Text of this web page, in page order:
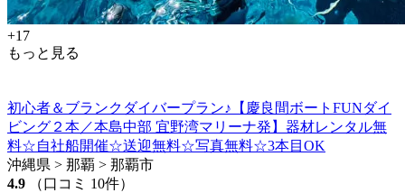
+17
もっと見る
初心者＆ブランクダイバープラン♪【慶良間ボートFUNダイ
ビング２本／本島中部 宜野湾マリーナ発】器材レンタル無
料☆自社船開催☆送迎無料☆写真無料☆3本目OK
沖縄県 > 那覇 > 那覇市
4.9
（口コミ 10件）